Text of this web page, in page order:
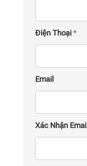
Điện Thoại *
Email
Xác Nhận